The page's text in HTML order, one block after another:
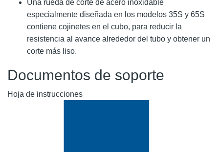
Una rueda de corte de acero inoxidable
especialmente diseñada en los modelos 35S y 65S
contiene cojinetes en el cubo, para reducir la
resistencia al avance alrededor del tubo y obtener un
corte más liso.
Documentos de soporte
Hoja de instrucciones